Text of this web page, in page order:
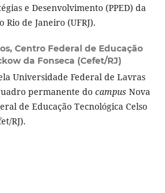
e Desenvolvimento (PPED) da
de Janeiro (UFRJ).
Centro Federal de Educação
da Fonseca (Cefet/RJ)
Universidade Federal de Lavras
permanente do campus Nova
de Educação Tecnológica Celso
RJ).